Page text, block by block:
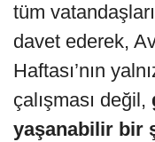
tüm
davet ederek,
Haftası’nın
çalışması değil,
yaşanabilir bir